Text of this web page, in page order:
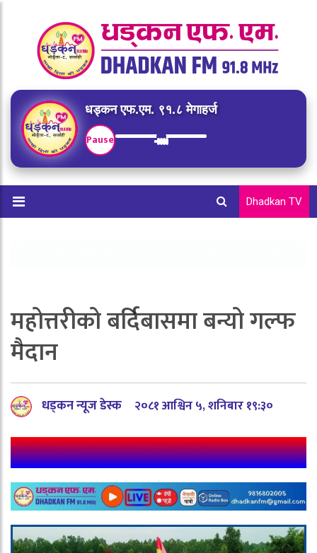
धड्कन एफ.एम. ९१.८ मेगाहर्ज
Pause
Dhadkan TV
महोत्तरीको बर्दिबासमा बन्यो गल्फ
मैदान
धड्कन न्यूज डेस्क २०८१ आश्विन ५, शनिबार १९:३०